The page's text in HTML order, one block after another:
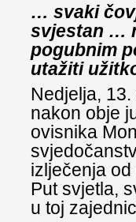
… svaki
svjestan …
pogubnim
utažiti
Nedjelja,
nakon obje
ovisnika
izlječenja
Put svjetla,
u toj